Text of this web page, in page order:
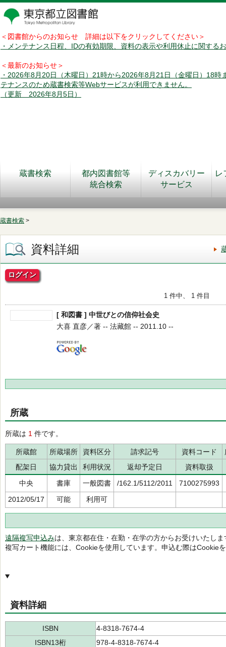
＜図書館からのお知らせ 詳細は以下をクリックしてください＞
・メンテナンス日程、IDの有効期限、資料の表示や利用休止に関する
＜最新のお知らせ＞
・2026年8月20日（木曜日）21時から2026年8月21日（金曜日）18時
テナンスのため蔵書検索等Webサービスが利用できません。
（更新 2026年8月5日）
蔵書検索
都内図書館等
統合検索
ディスカバリー
サービス
レ
蔵書検索 >
資料詳細
ログイン
1 件中、 1 件目
[ 和図書 ] 中世びとの信仰社会史
大喜 直彦／著 -- 法藏館 -- 2011.10 --
所蔵
所蔵は 1 件です。
所蔵館 所蔵場所 資料区分 請求記号 資料コード
配架日
協力貸出 利用状況 返却予定日
資料取扱
中央
書庫 一般図書 /162.1/5112/2011
7100275993
2012/05/17
可能 利用可
遠隔複写申込みは、東京都在住・在勤・在学の方からお受けいたしま
複写カート機能には、Cookieを使用しています。申込む際はCookie
資料詳細
ISBN
4-8318-7674-4
ISBN13桁
978-4-8318-7674-4